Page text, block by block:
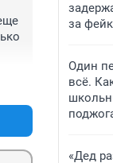
за
Один
всё.
«Дед